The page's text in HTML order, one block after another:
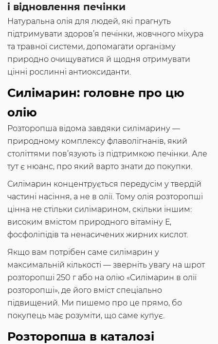
і відновлення печінки
Натуральна олія для людей, які прагнуть
підтримувати здоров’я печінки, жовчного міхура
та травної системи, допомагати організму
природно очищуватися й щодня отримувати
цінні рослинні антиоксиданти.
Силімарин: головне про цю
олію
Розторопша відома завдяки силімарину —
природному комплексу флаволігнанів, який
століттями пов’язують із підтримкою печінки. Але
тут є нюанс, про який варто знати до покупки.
Силімарин концентрується передусім у твердій
частині насіння, а не в олії. Тому олія розторопші
цінна не стільки силімарином, скільки іншим:
високим вмістом природного вітаміну Е,
фосфоліпідів та ненасичених жирних кислот.
Якщо вам потрібен саме силімарин у
максимальній кількості — зверніть увагу на шрот
розторопші 250 г або на олію «Силімарин в олії
розторопші», де його вміст спеціально
підвищений. Ми пишемо про це прямо, бо
покупець має розуміти, що саме купує.
Розторопша в каталозі